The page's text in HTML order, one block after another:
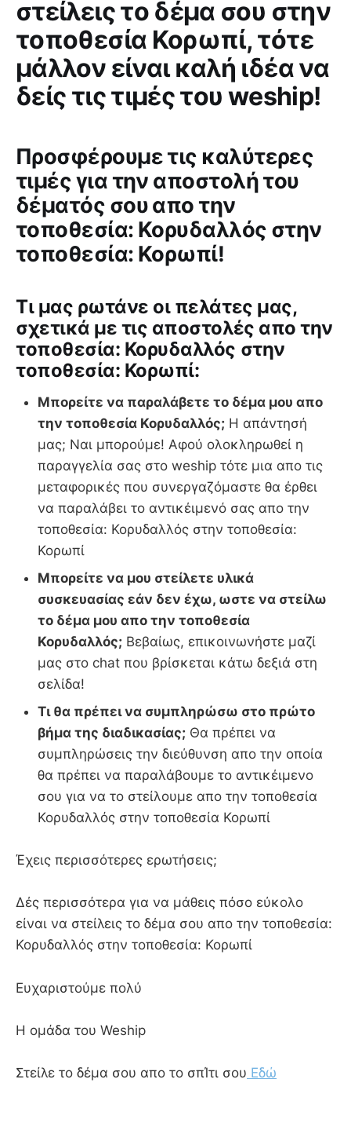
στείλεις το δέμα σου στην
τοποθεσία Κορωπί, τότε
μάλλον είναι καλή ιδέα να
δείς τις τιμές του weship!
Προσφέρουμε τις καλύτερες
τιμές για την αποστολή του
δέματός σου απο την
τοποθεσία: Κορυδαλλός στην
τοποθεσία: Κορωπί!
Tι μας ρωτάνε οι πελάτες μας,
σχετικά με τις αποστολές απο την
τοποθεσία: Κορυδαλλός στην
τοποθεσία: Κορωπί:
Μπορείτε να παραλάβετε το δέμα μου απο
την τοποθεσία Κορυδαλλός; Η απάντησή
μας; Ναι μπορούμε! Αφού ολοκληρωθεί η
παραγγελία σας στο weship τότε μια απο τις
μεταφορικές που συνεργαζόμαστε θα έρθει
να παραλάβει το αντικέιμενό σας απο την
τοποθεσία: Κορυδαλλός στην τοποθεσία:
Κορωπί
Μπορείτε να μου στείλετε υλικά
συσκευασίας εάν δεν έχω, ωστε να στείλω
το δέμα μου απο την τοποθεσία
Κορυδαλλός; Βεβαίως, επικοινωνήστε μαζί
μας στο chat που βρίσκεται κάτω δεξιά στη
σελίδα!
Τι θα πρέπει να συμπληρώσω στο πρώτο
βήμα της διαδικασίας; Θα πρέπει να
συμπληρώσεις την διεύθυνση απο την οποία
θα πρέπει να παραλάβουμε το αντικέιμενο
σου για να το στείλουμε απο την τοποθεσία
Κορυδαλλός στην τοποθεσία Κορωπί
Έχεις περισσότερες ερωτήσεις;
Δές περισσότερα για να μάθεις πόσο εύκολο
είναι να στείλεις το δέμα σου απο την τοποθεσία:
Κορυδαλλός στην τοποθεσία: Κορωπί
Ευχαριστούμε πολύ
Η ομάδα του Weship
Στείλε το δέμα σου απο το σπΊτι σου Εδώ